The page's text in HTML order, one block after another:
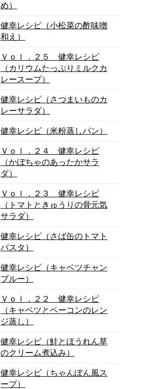
め）
健幸レシピ（小松菜の酢味噌
和え）
Ｖｏｌ．２５ 健幸レシピ
（カリウムたっぷりミルクカ
レースープ）
健幸レシピ（さつまいものカ
レーサラダ）
健幸レシピ（米粉蒸しパン）
Ｖｏｌ．２４ 健幸レシピ
（かぼちゃのあったかサラ
ダ）
Ｖｏｌ．２３ 健幸レシピ
（トマトときゅうりの骨元気
サラダ）
健幸レシピ（さば缶のトマト
パスタ）
健幸レシピ（キャベツチャン
プルー）
Ｖｏｌ．２２ 健幸レシピ
（キャベツとベーコンのレン
ジ蒸し）
健幸レシピ（鮭とほうれん草
のクリーム煮込み）
健幸レシピ（ちゃんぽん風ス
ープ）